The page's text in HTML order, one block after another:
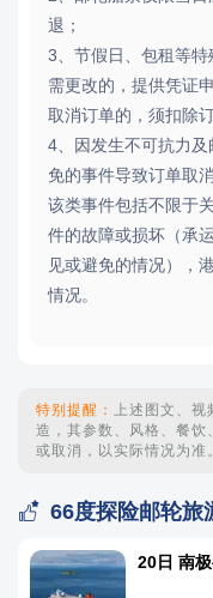
退；
3、节假日、包租等
需更改的，提供凭证
取消订单的，须扣除
4、因发生不可抗力
免的事件导致订单取
该类事件包括不限于
件的故障或损坏（承
见或避免的情况），
情况。
特别提醒：
上述图文、
造，其参数、风格、餐饮
或取消，以实际情况为准。
 66度探险邮轮旅
20日 南